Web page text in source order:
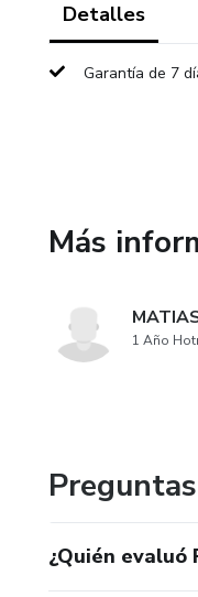
Detalles
Garantía de 7
Más
1 Año
¿Quién evaluó